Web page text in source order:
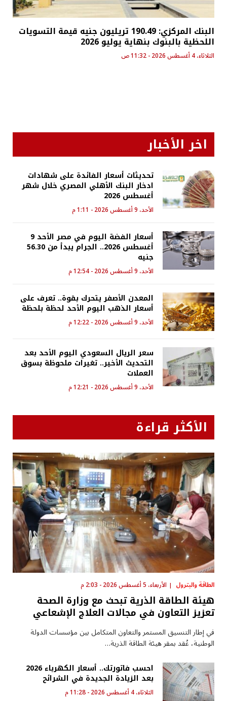
البنك المركزي: 190.49 تريليون جنيه قيمة التسويات
اللحظية بالبنوك بنهاية يوليو 2026
الثلاثاء، 4 أغسطس 2026 - 11:32 ص
اخر الأخبار
تحديثات أسعار الفائدة على شهادات
ادخار البنك الأهلي المصري خلال شهر
أغسطس 2026
الأحد، 9 أغسطس 2026 - 1:11 م
أسعار الفضة اليوم في مصر الأحد 9
أغسطس 2026.. الجرام يبدأ من 56.30
جنيه
الأحد، 9 أغسطس 2026 - 12:54 م
المعدن الأصفر يتحرك بقوة.. تعرف على
أسعار الذهب اليوم الأحد لحظة بلحظة
الأحد، 9 أغسطس 2026 - 12:22 م
سعر الريال السعودي اليوم الأحد بعد
التحديث الأخير.. تغيرات ملحوظة بسوق
العملات
الأحد، 9 أغسطس 2026 - 12:21 م
الأكثر قراءة
الطاقة والبترول الأربعاء، 5 أغسطس 2026 - 2:03 م
هيئة الطاقة الذرية تبحث مع وزارة الصحة
تعزيز التعاون في مجالات العلاج الإشعاعي
في إطار التنسيق المستمر والتعاون المتكامل بين مؤسسات الدولة
الوطنية، عُقد بمقر هيئة الطاقة الذرية…
احسب فاتورتك.. أسعار الكهرباء 2026
بعد الزيادة الجديدة في الشرائح
الثلاثاء، 4 أغسطس 2026 - 11:28 م